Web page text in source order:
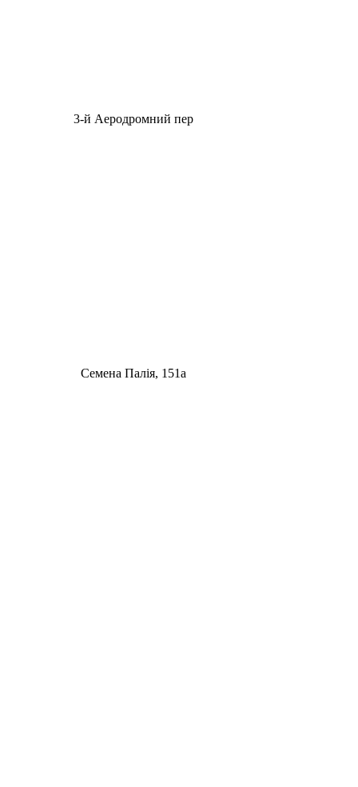
3-й Аеродромний пер
Семена Палія, 151а